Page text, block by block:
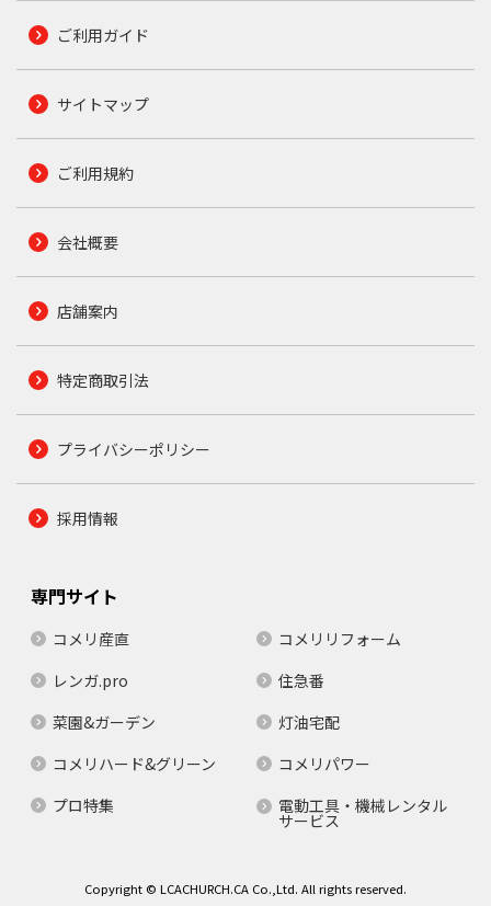
ご利用ガイド
サイトマップ
ご利用規約
会社概要
店舗案内
特定商取引法
プライバシーポリシー
採用情報
専門サイト
コメリ産直
コメリリフォーム
レンガ.pro
住急番
菜園&ガーデン
灯油宅配
コメリハード&グリーン
コメリパワー
プロ特集
電動工具・機械レンタル
サービス
Copyright © LCACHURCH.CA Co.,Ltd. All rights reserved.